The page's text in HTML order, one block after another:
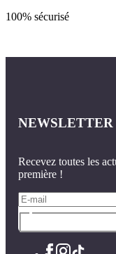
100% sécurisé
NEWSLETTER
Recevez toutes les
première !